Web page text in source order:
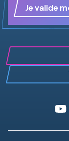
Je valide